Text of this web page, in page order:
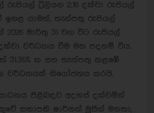
රුපියල් ට්‍රිලියන 2.16 දක්වා රුපියල්
ඉහළ යාමත්, තැන්පතු රුපියල්
2026 මාර්තු 31 වන විට රුපියල්
දක්වා වර්ධනය වීම මත පදනම් විය.
ක සහ තැන්පතු කළඹේ
වර්ධනයක් නියෝජනය කරයි.
පිළිබඳව අදහස් දක්වමින්
සභාපති ෂාර්හන් මුසීන් මහතා,